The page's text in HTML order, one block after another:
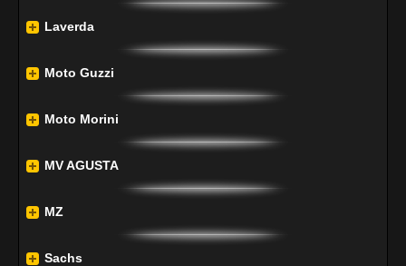
Laverda
Moto Guzzi
Moto Morini
MV AGUSTA
MZ
Sachs